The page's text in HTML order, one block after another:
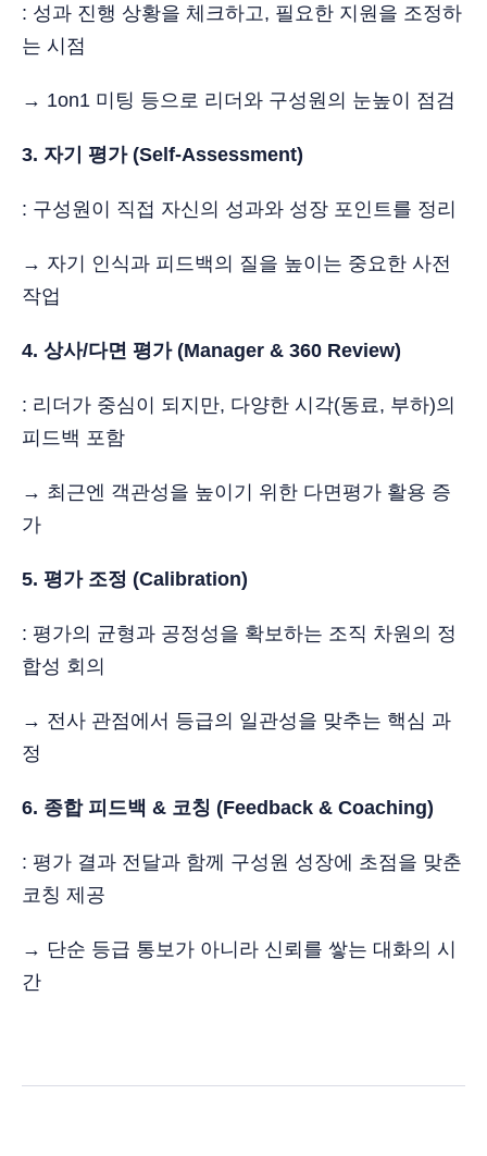
: 성과 진행 상황을 체크하고, 필요한 지원을 조정하
는 시점
→ 1on1 미팅 등으로 리더와 구성원의 눈높이 점검
3. 자기 평가 (Self-Assessment)
: 구성원이 직접 자신의 성과와 성장 포인트를 정리
→ 자기 인식과 피드백의 질을 높이는 중요한 사전
작업
4. 상사/다면 평가 (Manager & 360 Review)
: 리더가 중심이 되지만, 다양한 시각(동료, 부하)의
피드백 포함
→ 최근엔 객관성을 높이기 위한 다면평가 활용 증
가
5. 평가 조정 (Calibration)
: 평가의 균형과 공정성을 확보하는 조직 차원의 정
합성 회의
→ 전사 관점에서 등급의 일관성을 맞추는 핵심 과
정
6. 종합 피드백 & 코칭 (Feedback & Coaching)
: 평가 결과 전달과 함께 구성원 성장에 초점을 맞춘
코칭 제공
→ 단순 등급 통보가 아니라 신뢰를 쌓는 대화의 시
간